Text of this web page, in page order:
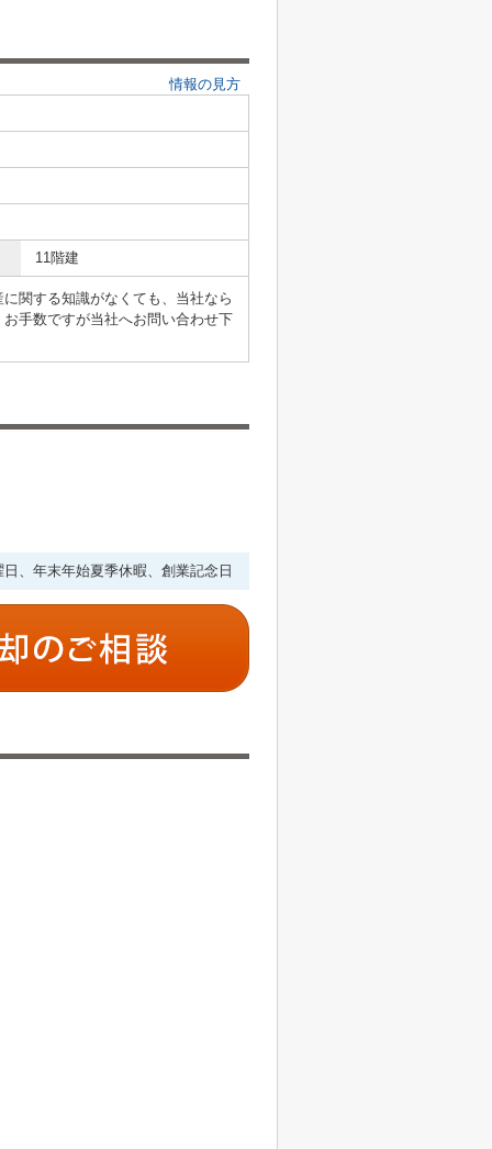
情報の見方
11階建
関する知識がなくても、当社なら
手数ですが当社へお問い合わせ下
、年末年始夏季休暇、創業記念日